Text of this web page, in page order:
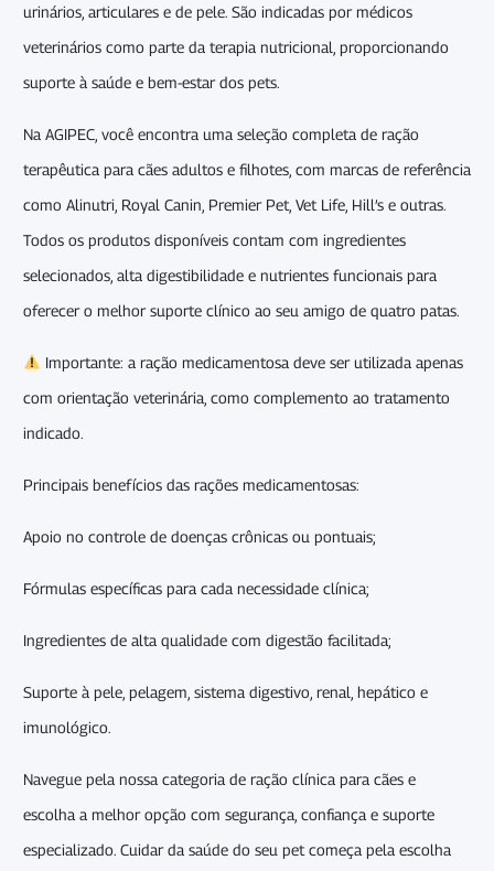
urinários, articulares e de pele. São indicadas por médicos
veterinários como parte da terapia nutricional, proporcionando
suporte à saúde e bem-estar dos pets.
Na AGIPEC, você encontra uma seleção completa de ração
terapêutica para cães adultos e filhotes, com marcas de referência
como Alinutri, Royal Canin, Premier Pet, Vet Life, Hill’s e outras.
Todos os produtos disponíveis contam com ingredientes
selecionados, alta digestibilidade e nutrientes funcionais para
oferecer o melhor suporte clínico ao seu amigo de quatro patas.
Importante: a ração medicamentosa deve ser utilizada apenas
com orientação veterinária, como complemento ao tratamento
indicado.
Principais benefícios das rações medicamentosas:
Apoio no controle de doenças crônicas ou pontuais;
Fórmulas específicas para cada necessidade clínica;
Ingredientes de alta qualidade com digestão facilitada;
Suporte à pele, pelagem, sistema digestivo, renal, hepático e
imunológico.
Navegue pela nossa categoria de ração clínica para cães e
escolha a melhor opção com segurança, confiança e suporte
especializado. Cuidar da saúde do seu pet começa pela escolha